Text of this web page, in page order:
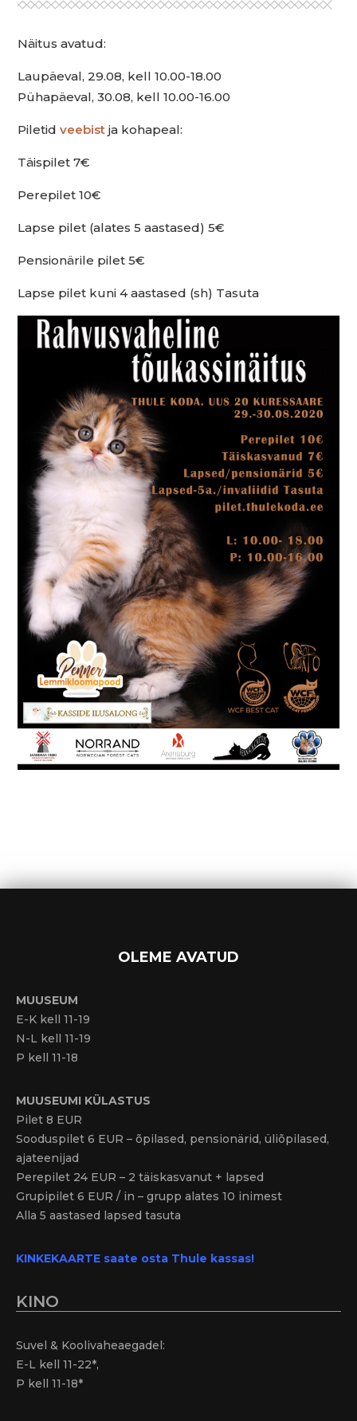
Näitus avatud:
Laupäeval, 29.08, kell 10.00-18.00
Pühapäeval, 30.08, kell 10.00-16.00
Piletidveebist ja kohapeal:
Täispilet 7€
Perepilet 10€
Lapse pilet (alates 5 aastased) 5€
Pensionärile pilet 5€
Lapse pilet kuni 4 aastased (sh) Tasuta
OLEME AVATUD
MUUSEUM
E-K kell 11-19
N-L kell 11-19
P kell 11-18
MUUSEUMI KÜLASTUS
Pilet 8 EUR
Sooduspilet 6 EUR – õpilased, pensionärid, üliõpilased,
ajateenijad
Perepilet 24 EUR – 2 täiskasvanut + lapsed
Grupipilet 6 EUR / in – grupp alates 10 inimest
Alla 5 aastased lapsed tasuta
KINKEKAARTE saate osta Thule kassas!
KINO
Suvel & Koolivaheaegadel:
E-L kell 11-22*,
P kell 11-18*